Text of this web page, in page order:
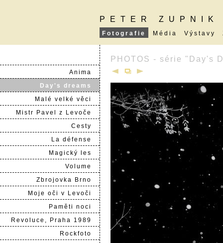
PETER ZUPNIK
Fotografie Média Výstavy
Anima
Day's dreams
Malé velké věci
Mistr Pavel z Levoče
Cesty
La défense
Magický les
Volume
Zbrojovka Brno
Moje oči v Levoči
Paměti noci
Revoluce, Praha 1989
Rockfoto
PHOTOS - série "Day's